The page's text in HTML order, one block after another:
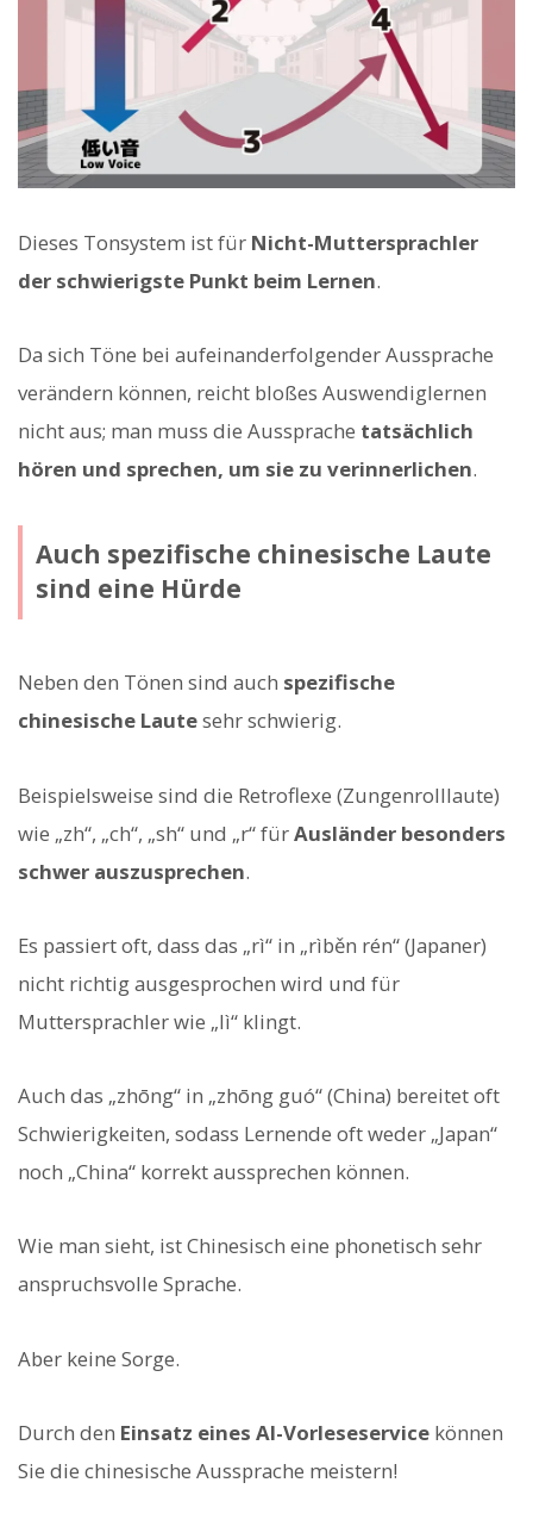
Dieses Tonsystem ist für Nicht-Muttersprachler
der schwierigste Punkt beim Lernen.
Da sich Töne bei aufeinanderfolgender Aussprache
verändern können, reicht bloßes Auswendiglernen
nicht aus; man muss die Aussprache tatsächlich
hören und sprechen, um sie zu verinnerlichen.
Auch spezifische chinesische Laute
sind eine Hürde
Neben den Tönen sind auch spezifische
chinesische Lautesehr schwierig.
Beispielsweise sind die Retroflexe (Zungenrolllaute)
wie „zh“, „ch“, „sh“ und „r“ fürAusländer besonders
schwer auszusprechen.
Es passiert oft, dass das „rì“ in „rìběn rén“ (Japaner)
nicht richtig ausgesprochen wird und für
Muttersprachler wie „lì“ klingt.
Auch das „zhōng“ in „zhōng guó“ (China) bereitet oft
Schwierigkeiten, sodass Lernende oft weder „Japan“
noch „China“ korrekt aussprechen können.
Wie man sieht, ist Chinesisch eine phonetisch sehr
anspruchsvolle Sprache.
Aber keine Sorge.
Durch den Einsatz eines AI-Vorleseservice können
Sie die chinesische Aussprache meistern!